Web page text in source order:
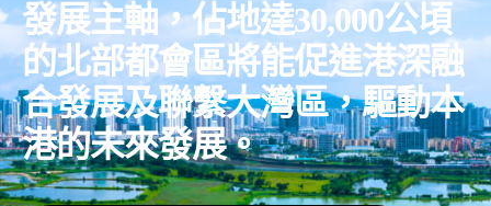
發展主軸，佔地達30,000公頃
的北部都會區將能促進港深融
合發展及聯繫大灣區，驅動本
港的未來發展。